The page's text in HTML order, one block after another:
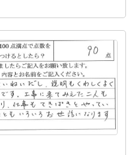
代わって聞いてくれ助か
らい感謝しています。